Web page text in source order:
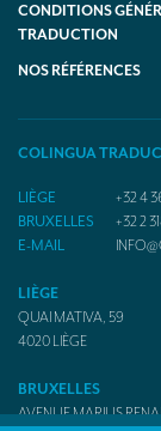
CONDITIONS
TRADUCTION
NOS RÉFÉRENCES
COLINGUA
LIÈGE
+32 4
BRUXELLES
+32 2
E-MAIL
LIÈGE
QUAI MATIVA, 59
4020LIÈGE
BRUXELLES
AVENUE MARIUS